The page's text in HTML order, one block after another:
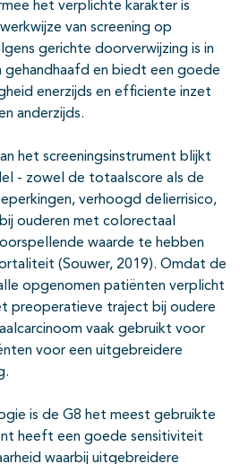
het verplichte karakter is
van screening op
gerichte doorverwijzing is in
gehandhaafd en biedt een goede
enerzijds en efficiente inzet
anderzijds.
het screeningsinstrument blijkt
- zowel de totaalscore als de
verhoogd delierrisico,
ouderen met colorectaal
waarde te hebben
(Souwer, 2019). Omdat de
opgenomen patiënten verplicht
preoperatieve traject bij oudere
vaak gebruikt voor
voor een uitgebreidere
is de G8 het meest gebruikte
heeft een goede sensitiviteit
waarbij uitgebreidere